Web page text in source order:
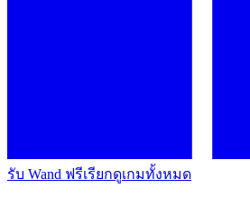
รับ Wand ฟรีเรียกดูเกมทั้งหมด